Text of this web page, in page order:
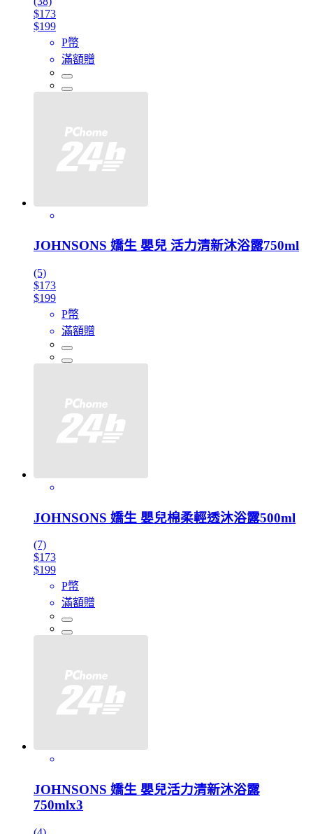
$173
$199
P幣
滿額贈
JOHNSONS 嬌生 嬰兒 活力清新沐浴露750ml
(5)
$173
$199
P幣
滿額贈
JOHNSONS 嬌生 嬰兒棉柔輕透沐浴露500ml
(7)
$173
$199
P幣
滿額贈
JOHNSONS 嬌生 嬰兒活力清新沐浴露
750mlx3